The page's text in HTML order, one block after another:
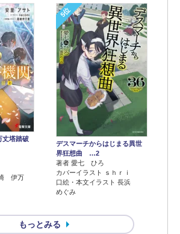
塔踏破
伊万
5位
デスマーチからはじまる異世
界狂想曲 …2
著者 愛七 ひろ
カバーイラスト ｓｈｒｉ
口絵・本文イラスト 長浜
めぐみ
もっとみる